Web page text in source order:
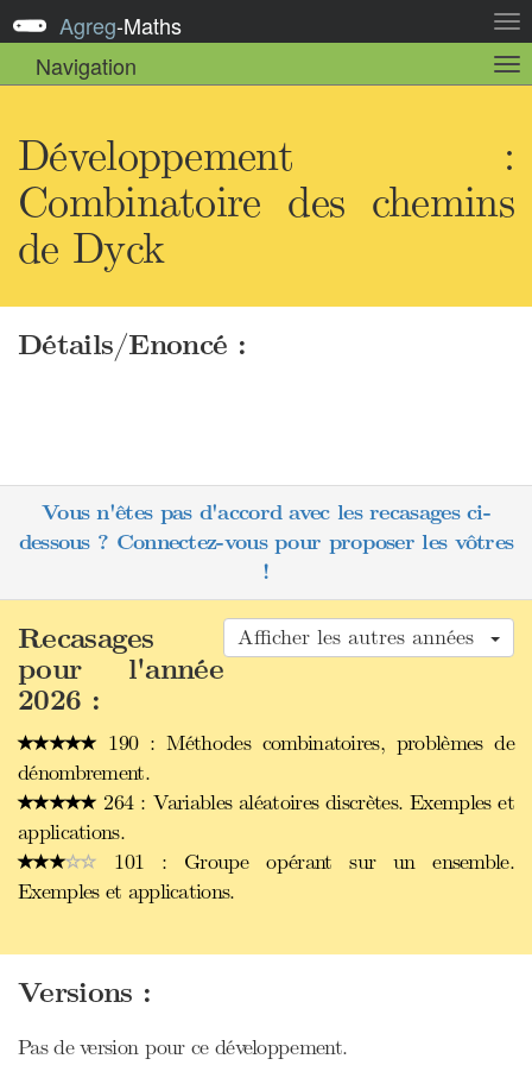
la
Agreg-Maths
Navigation
la
Développement :
Combinatoire des chemins
de Dyck
Détails/Enoncé :
Vous n'êtes pas d'accord avec les recasages ci-
dessous ? Connectez-vous pour proposer les vôtres
!
Afficher les autres années
Recasages
pour l'année
2026 :
190 : Méthodes combinatoires, problèmes de
dénombrement.
264 : Variables aléatoires discrètes. Exemples et
applications.
101 : Groupe opérant sur un ensemble.
Exemples et applications.
Versions :
Pas de version pour ce développement.